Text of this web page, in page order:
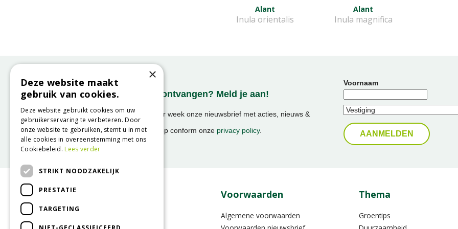
Alant
Inula orientalis
Alant
Inula magnifica
Onze nieuwsbrief ontvangen? Meld je aan!
Ontvang ongeveer 1x per week onze nieuwsbrief met acties, nieuws &
activiteiten!
We slaan uw gegevens op conform onze privacy policy.
Voornaam
Voorwaarden
Algemene voorwaarden
Thema
Groentips
×
Deze website maakt
gebruik van cookies.
Deze website gebruikt cookies om uw
gebruikerservaring te verbeteren. Door
onze website te gebruiken, stemt u in met
alle cookies in overeenstemming met ons
Cookiebeleid.Lees verder
STRIKT NOODZAKELIJK
PRESTATIE
TARGETING